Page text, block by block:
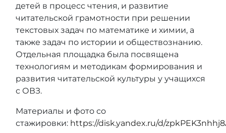
детей в процесс чтения, и развитие
читательской грамотности при решении
текстовых задач по математике и химии, а
также задач по истории и обществознанию.
Отдельная площадка была посвящена
технологиям и методикам формирования и
развития читательской культуры у учащихся
с ОВЗ.
Материалы и фото со
стажировки: https://disk.yandex.ru/d/